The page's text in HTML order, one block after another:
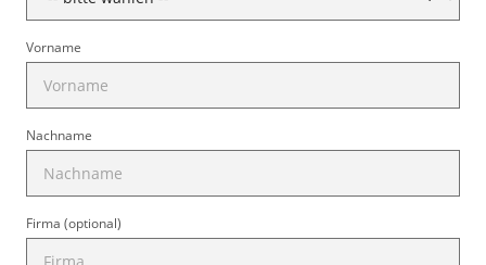
Vorname
Nachname
Firma (optional)